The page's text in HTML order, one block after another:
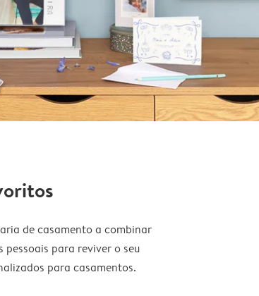
de casamento a combinar
pessoais para reviver o seu
para casamentos.